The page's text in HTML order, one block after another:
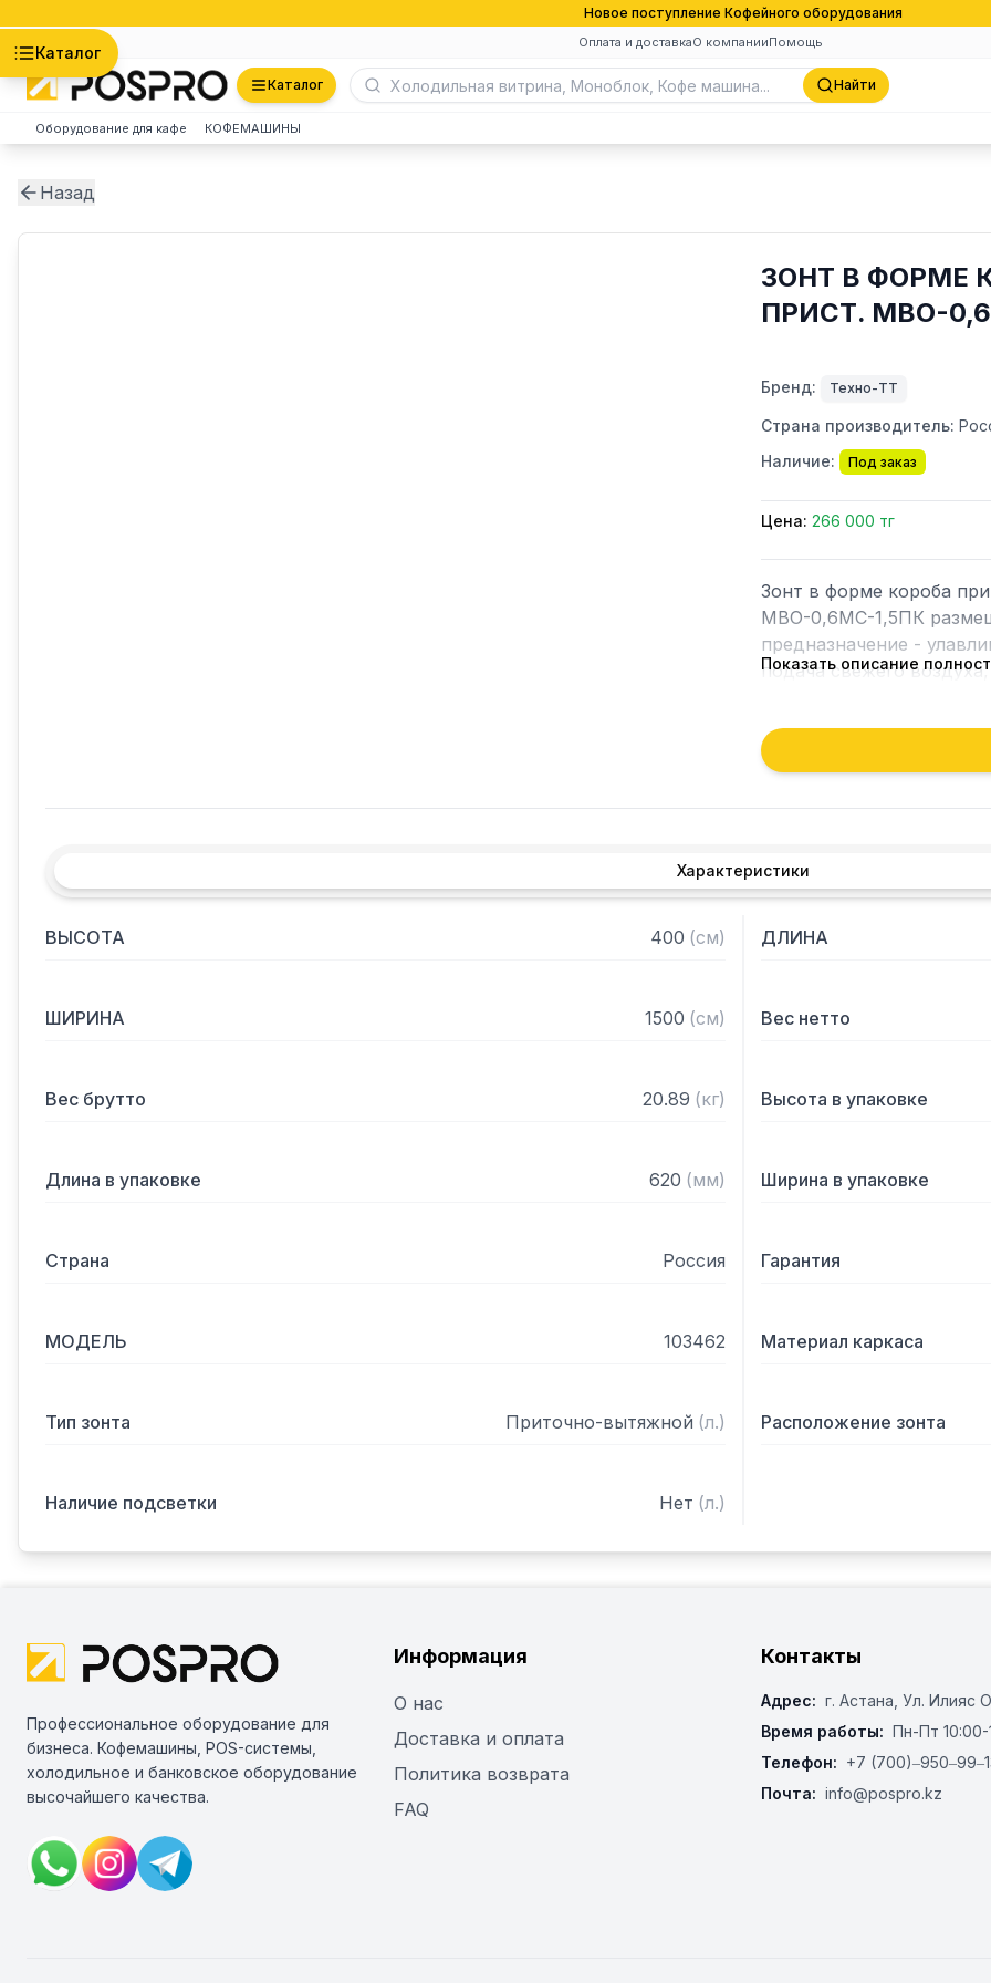
Новое поступление Кофейного оборудования
Оплата и доставкаО компанииПомощь
Каталог
Каталог Найти
Оборудование для кафе КОФЕМАШИНЫ
Назад
ЗОНТ В ФОРМЕ
ПРИСТ. МВО-
Бренд: Техно-ТТ
Страна производитель:
Наличие:
Под заказ
Цена: 266 000 тг
Зонт в форме короба
МВО-0,6МС-1,5ПК
предназначение -
подача свежего
Кроме того, зонт
которые в противном
утвари. Поэтому это
Особенности:
— Приточно-вытяжной
— С лабиринтными
Показать описание
Характеристики
ВЫСОТА 400 (см) ДЛИНА
ШИРИНА 1500 (см) Вес нетто
Вес брутто 20.89 (кг) Высота в упаковке
Длина в упаковке 620 (мм) Ширина в упаковке
Страна Россия Гарантия
МОДЕЛЬ 103462 Материал каркаса
Тип зонта Приточно-вытяжной (л.) Расположение зонта
Наличие подсветки Нет (л.)
Профессиональное оборудование для
бизнеса. Кофемашины, POS-системы,
холодильное и банковское оборудование
высочайшего качества.
Информация
О нас
Доставка и оплата
Политика возврата
FAQ
Контакты
Адрес: г. Астана, ​Ул. Илияс
Время работы: Пн-Пт 10:00-
Телефон: +7
Почта: info@pospro.kz